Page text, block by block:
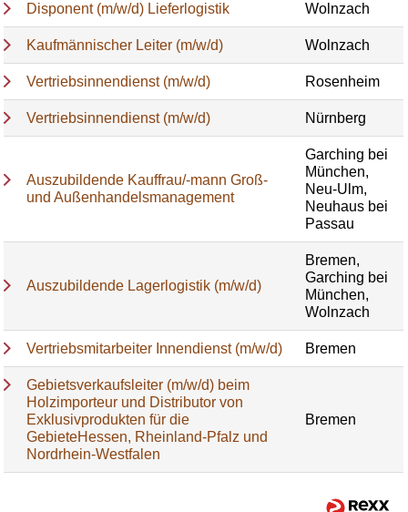
Disponent (m/w/d) Lieferlogistik Wolnzach
Kaufmännischer Leiter (m/w/d) Wolnzach
Vertriebsinnendienst (m/w/d) Rosenheim
Vertriebsinnendienst (m/w/d) Nürnberg
Auszubildende Kauffrau/-mann Groß-
und Außenhandelsmanagement
Garching bei
München,
Neu-Ulm,
Neuhaus bei
Passau
Auszubildende Lagerlogistik (m/w/d)
Bremen,
Garching bei
München,
Wolnzach
Vertriebsmitarbeiter Innendienst (m/w/d) Bremen
Gebietsverkaufsleiter (m/w/d) beim
Holzimporteur und Distributor von
Exklusivprodukten für die
GebieteHessen, Rheinland-Pfalz und
Nordrhein-Westfalen
Bremen